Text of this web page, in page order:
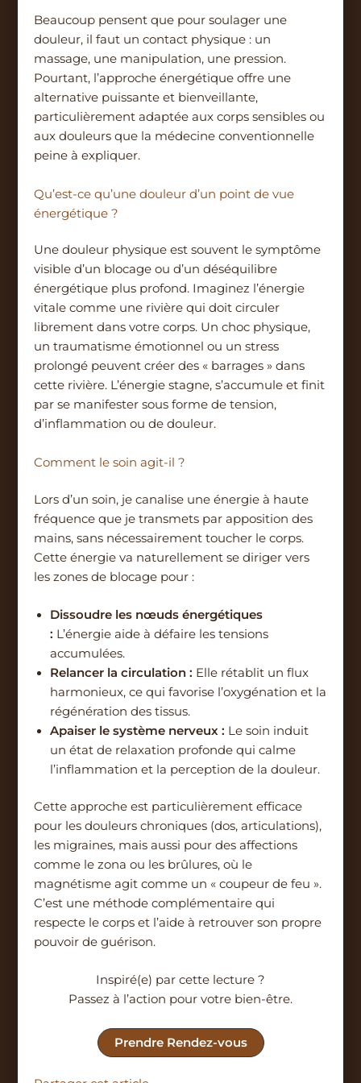
Beaucoup pensent que pour soulager une
douleur, il faut un contact physique : un
massage, une manipulation, une pression.
Pourtant, l’approche énergétique offre une
alternative puissante et bienveillante,
particulièrement adaptée aux corps sensibles ou
aux douleurs que la médecine conventionnelle
peine à expliquer.
Qu’est-ce qu’une douleur d’un point de vue
énergétique ?
Une douleur physique est souvent le symptôme
visible d’un blocage ou d’un déséquilibre
énergétique plus profond. Imaginez l’énergie
vitale comme une rivière qui doit circuler
librement dans votre corps. Un choc physique,
un traumatisme émotionnel ou un stress
prolongé peuvent créer des « barrages » dans
cette rivière. L’énergie stagne, s’accumule et finit
par se manifester sous forme de tension,
d’inflammation ou de douleur.
Comment le soin agit-il ?
Lors d’un soin, je canalise une énergie à haute
fréquence que je transmets par apposition des
mains, sans nécessairement toucher le corps.
Cette énergie va naturellement se diriger vers
les zones de blocage pour :
Dissoudre les nœuds énergétiques
: L’énergie aide à défaire les tensions
accumulées.
Relancer la circulation : Elle rétablit un flux
harmonieux, ce qui favorise l’oxygénation et la
régénération des tissus.
Apaiser le système nerveux : Le soin induit
un état de relaxation profonde qui calme
l’inflammation et la perception de la douleur.
Cette approche est particulièrement efficace
pour les douleurs chroniques (dos, articulations),
les migraines, mais aussi pour des affections
comme le zona ou les brûlures, où le
magnétisme agit comme un « coupeur de feu ».
C’est une méthode complémentaire qui
respecte le corps et l’aide à retrouver son propre
pouvoir de guérison.
Inspiré(e) par cette lecture ?
Passez à l’action pour votre bien-être.
Prendre Rendez-vous